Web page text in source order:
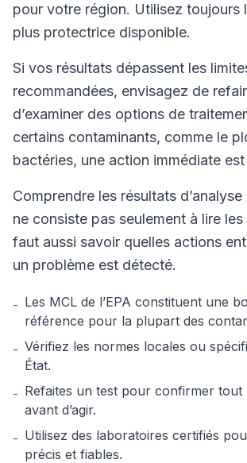
pour votre région. Utilisez toujours
plus protectrice disponible.
Si vos résultats dépassent les
recommandées, envisagez de
d’examiner des options de
certains contaminants, comme le
bactéries, une action immédiate est
Comprendre les résultats
ne consiste pas seulement à lire
faut aussi savoir quelles actions
un problème est détecté.
- Les MCL de l’EPA constituent une
référence pour la plupart des
- Vérifiez les normes locales ou
État.
- Refaites un test pour confirmer tout
avant d’agir.
- Utilisez des laboratoires certifiés
précis et fiables.